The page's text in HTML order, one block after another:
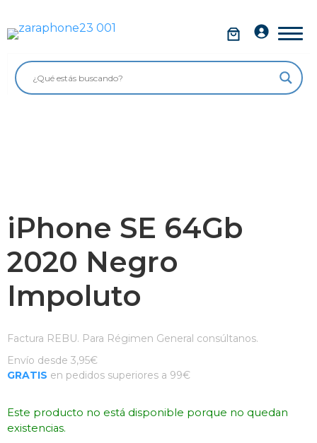
contenido
iPhone SE 64Gb
2020 Negro
Impoluto
Factura REBU. Para Régimen General consúltanos.
Envío desde 3,95€
GRATIS en pedidos superiores a 99€
Este producto no está disponible porque no quedan
existencias.
Móviles
Impolutos
Accesorios
Garantía Zaraphone